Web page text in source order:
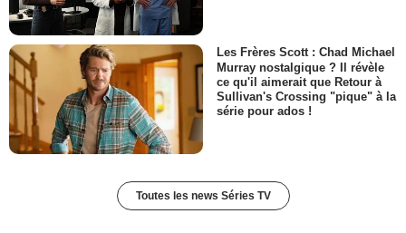
Les Frères Scott : Chad Michael
Murray nostalgique ? Il révèle
ce qu'il aimerait que Retour à
Sullivan's Crossing "pique" à la
série pour ados !
Toutes les news Séries TV